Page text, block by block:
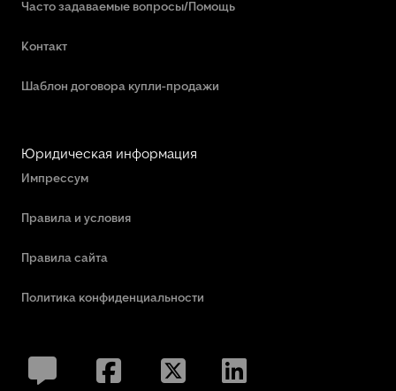
Часто задаваемые вопросы/Помощь
Контакт
Шаблон договора купли-продажи
Юридическая информация
Импрессум
Правила и условия
Правила сайта
Политика конфиденциальности